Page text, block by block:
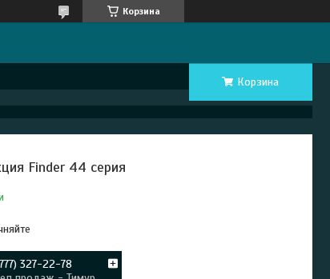
Корзина
Корзина
Finder 44 серия
327-22-78